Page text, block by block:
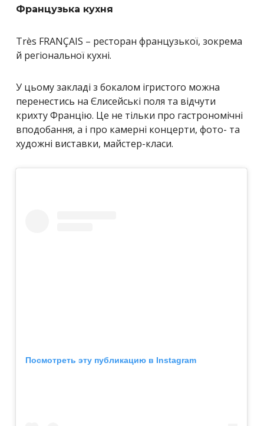
Французька кухня
Très FRANÇAIS – ресторан французької, зокрема
й регіональної кухні.
У цьому закладі з бокалом ігристого можна
перенестись на Єлисейські поля та відчути
крихту Францію. Це не тільки про гастрономічні
вподобання, а і про камерні концерти, фото- та
художні виставки, майстер-класи.
Посмотреть эту публикацию в Instagram